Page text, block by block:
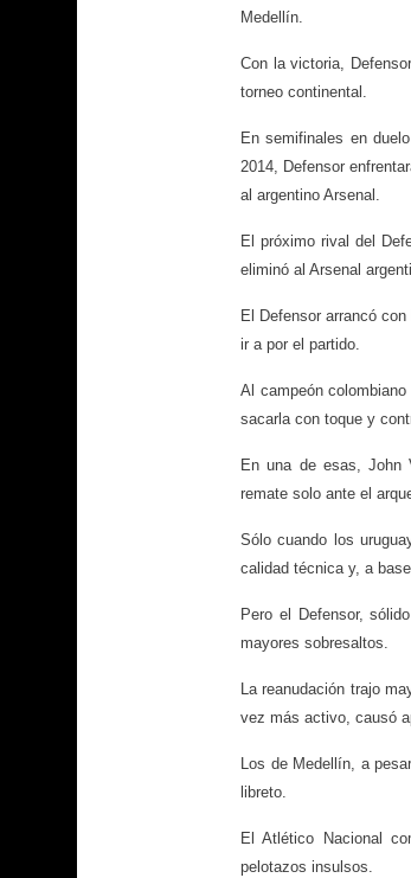
Medellín.
Con la victoria,
torneo continental.
En semifinales en
2014, Defensor
al argentino Arsenal.
El próximo rival del
eliminó al Arsenal
El Defensor arrancó
ir a por el partido.
Al campeón
sacarla con toque y
En una de esas, John
remate solo ante el
Sólo cuando los
calidad técnica y, a
Pero el Defensor,
mayores sobresaltos.
La reanudación trajo
vez más activo, causó
Los de Medellín, a
libreto.
El Atlético Nacional
pelotazos insulsos.